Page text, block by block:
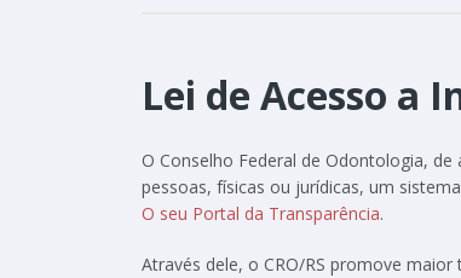
Lei de Acesso a
O Conselho Federal de Odontologia, de
pessoas, físicas ou jurídicas, um
O seu Portal da Transparência.
Através dele, o CRO/RS promove